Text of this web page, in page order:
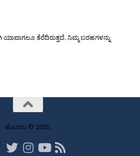
ತೆರೆದಿರುತ್ತದೆ. ನಿಮ್ಮ ಬರಹಗಳನ್ನು
ಹೊನಲು © 2026.